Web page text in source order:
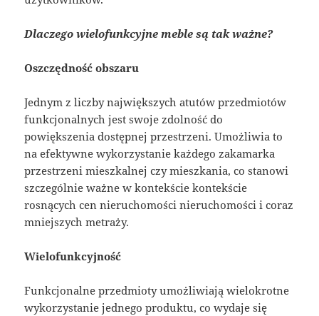
Dlaczego wielofunkcyjne meble są tak ważne?
Oszczędność obszaru
Jednym z liczby największych atutów przedmiotów
funkcjonalnych jest swoje zdolność do
powiększenia dostępnej przestrzeni. Umożliwia to
na efektywne wykorzystanie każdego zakamarka
przestrzeni mieszkalnej czy mieszkania, co stanowi
szczególnie ważne w kontekście kontekście
rosnących cen nieruchomości nieruchomości i coraz
mniejszych metraży.
Wielofunkcyjność
Funkcjonalne przedmioty umożliwiają wielokrotne
wykorzystanie jednego produktu, co wydaje się